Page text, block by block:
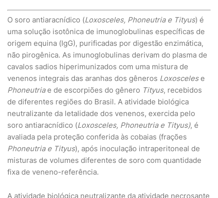
O soro antiaracnídico (Loxosceles, Phoneutria e Tityus) é
uma solução isotônica de imunoglobulinas específicas de
origem equina (IgG), purificadas por digestão enzimática,
não pirogênica. As imunoglobulinas derivam do plasma de
cavalos sadios hiperimunizados com uma mistura de
venenos integrais das aranhas dos gêneros Loxoscelese
Phoneutriae de escorpiões do gênero Tityus, recebidos
de diferentes regiões do Brasil. A atividade biológica
neutralizante da letalidade dos venenos, exercida pelo
soro antiaracnídico (Loxosceles, Phoneutria e Tityus), é
avaliada pela proteção conferida às cobaias (frações
Phoneutria e Tityus), após inoculação intraperitoneal de
misturas de volumes diferentes de soro com quantidade
fixa de veneno-referência.
A atividade biológica neutralizante da atividade necrosante